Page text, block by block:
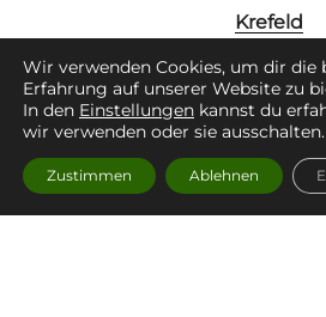
Krefeld
Leverkusen
Neuss
Wir verwenden Cookies, um dir die
Erfahrung auf unserer Website zu
In den Einstellungen kannst du
wir verwenden oder sie ausschalten.
Zustimmen Ablehnen